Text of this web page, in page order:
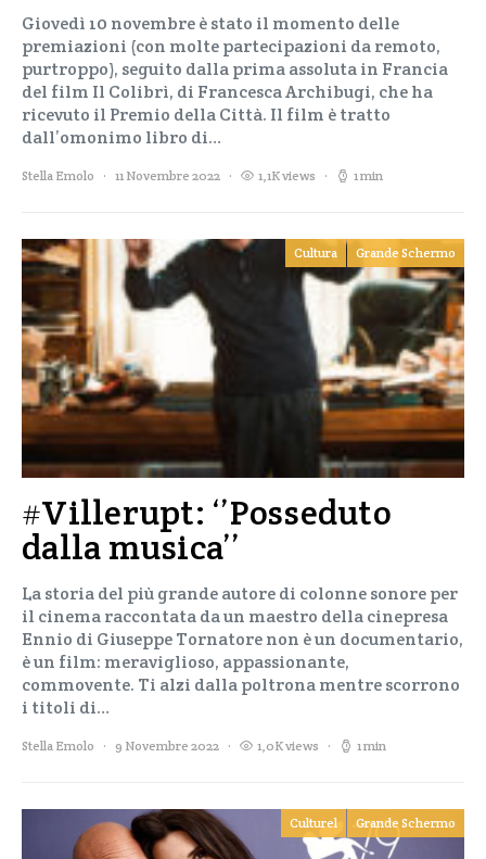
Giovedì 10 novembre è stato il momento delle
premiazioni (con molte partecipazioni da remoto,
purtroppo), seguito dalla prima assoluta in Francia
del film Il Colibrì, di Francesca Archibugi, che ha
ricevuto il Premio della Città. Il film è tratto
dall’omonimo libro di…
Stella Emolo 11 Novembre 2022 1,1K views 1 min
Cultura Grande Schermo
#Villerupt: ‘’Posseduto
dalla musica’’
La storia del più grande autore di colonne sonore per
il cinema raccontata da un maestro della cinepresa
Ennio di Giuseppe Tornatore non è un documentario,
è un film: meraviglioso, appassionante,
commovente. Ti alzi dalla poltrona mentre scorrono
i titoli di…
Stella Emolo 9 Novembre 2022 1,0K views 1 min
Culturel Grande Schermo